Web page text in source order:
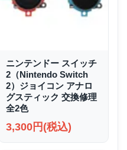
ニンテンドー スイッチ
2（Nintendo Switch
2）ジョイコン アナロ
グスティック 交換修理
全2色
3,300円(税込)